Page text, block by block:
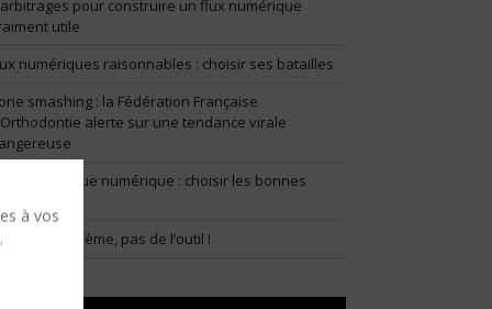
à vos
pour construire un flux numérique
utile
numériques raisonnables : choisir ses batailles
smashing : la Fédération Française
alerte sur une tendance virale
Flux prothétique numérique : choisir les bonnes
du problème, pas de l’outil !